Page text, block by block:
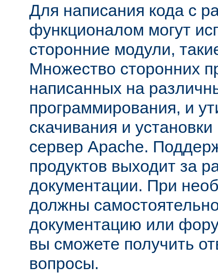
Для написания кода с
функционалом могут
сторонние модули,
Множество сторонних
написанных на
программирования, и
скачивания и
сервер Apache.
продуктов выходит за
документации. При
должны
документацию или
вы сможете получить
вопросы.